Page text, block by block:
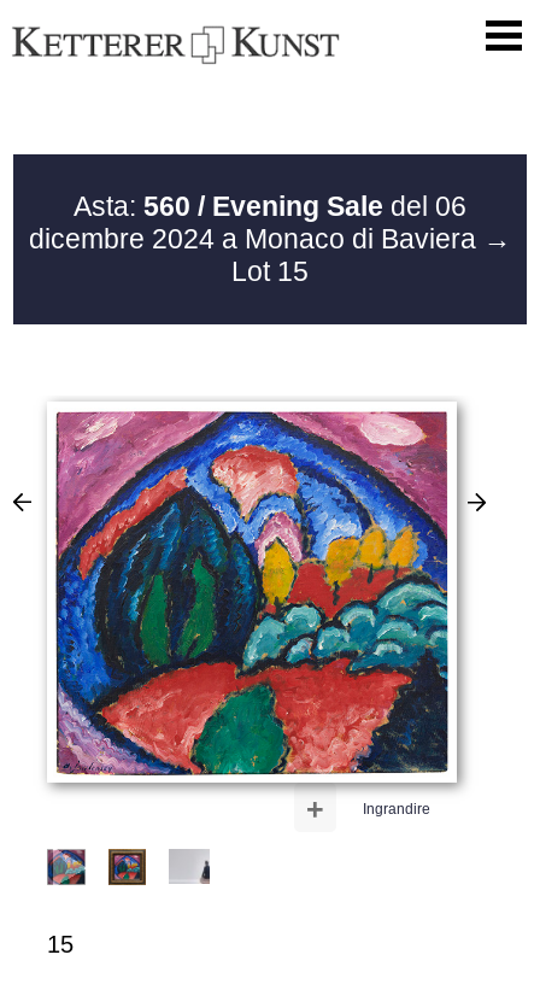
Asta: 560 / Evening Sale del 06
dicembre 2024 a Monaco di Baviera →
Lot 15
Ingrandire
+
15